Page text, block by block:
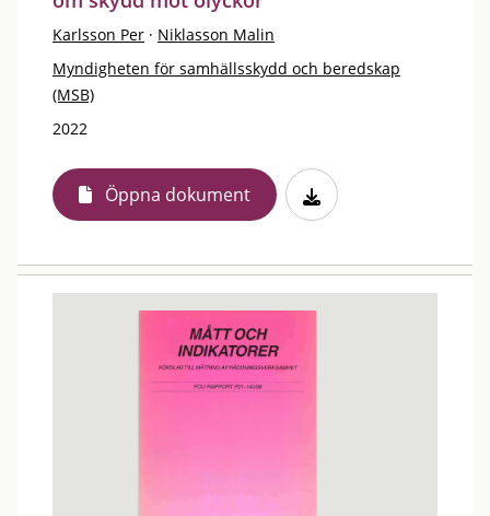
Karlsson Per · Niklasson Malin
Myndigheten för samhällsskydd och beredskap
(MSB)
2022
Öppna dokument